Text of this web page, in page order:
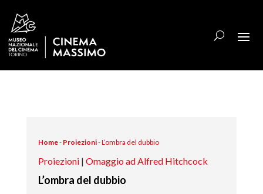
Home- Proiezioni-L’ombra del dubbio
Proiezioni| Omaggio ad Alfred Hitchcock
L’ombra del dubbio